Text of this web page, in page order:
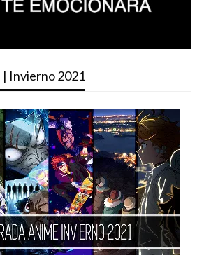
Invierno 2021